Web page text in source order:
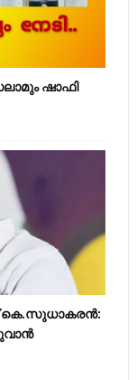
ഷാഫി
കെ.സുധാകരൻ: